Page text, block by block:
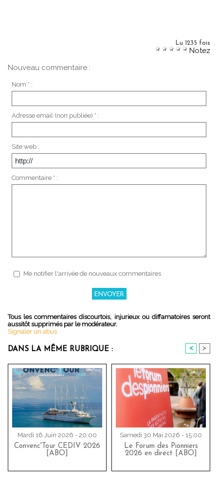
Lu 1235 fois
Notez
Nouveau commentaire :
Nom * :
Adresse email (non publiée) * :
Site web :
Commentaire * :
Me notifier l'arrivée de nouveaux commentaires
Tous les commentaires discourtois, injurieux ou diffamatoires seront
aussitôt supprimés par le modérateur.
Signaler un abus
DANS LA MÊME RUBRIQUE : < >
Mardi 16 Juin 2026 - 20:00
Convenc'Tour CEDIV 2026
[ABO]
Samedi 30 Mai 2026 - 15:00
Le Forum des Pionniers
2026 en direct [ABO]